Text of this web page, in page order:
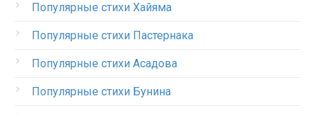
Популярные стихи Хайяма
Популярные стихи Пастернака
Популярные стихи Асадова
Популярные стихи Бунина